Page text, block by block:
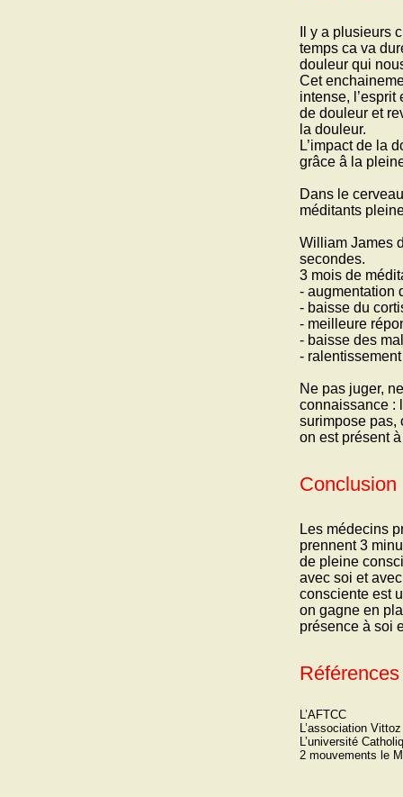
Il y a plusieurs
temps ca va
douleur qui
Cet
intense,
de douleur et
la douleur.
L’impact de la
grâce â la
Dans le
méditants
William James
secondes.
3 mois de
- augmentation
- baisse du
- meilleure
- baisse des
-
Ne pas juger,
connaissance :
surimpose pas,
on est présent
Conclusion
Les médecins
prennent 3
de pleine
avec soi et
consciente est
on gagne en
présence à soi
Références
L’AFTCC
L’association
L’université
2 mouvements le